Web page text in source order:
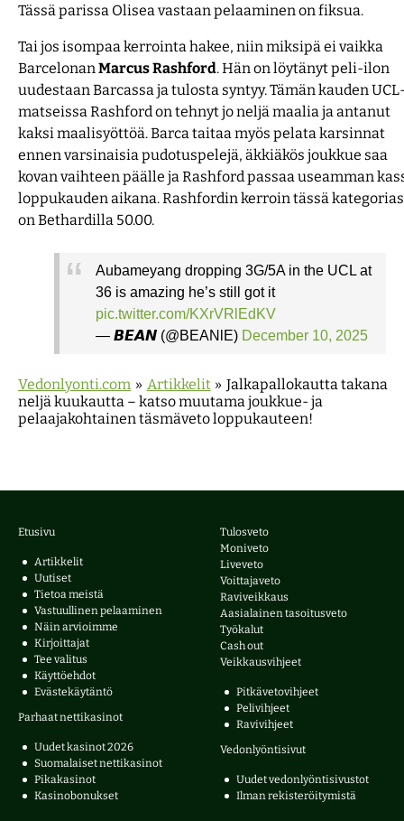
Tässä parissa Olisea vastaan pelaaminen on fiksua.
Tai jos isompaa kerrointa hakee, niin miksipä ei vaikka
Barcelonan MarcusRashford. Hän on löytänyt peli-ilon
uudestaan Barcassa ja tulosta syntyy. Tämän kauden
matseissa Rashford on tehnyt jo neljä maalia ja antanut
kaksi maalisyöttöä. Barca taitaa myös pelata karsinnat
ennen varsinaisia pudotuspelejä, äkkiäkös joukkue saa
kovan vaihteen päälle ja Rashford passaa useamman
loppukauden aikana. Rashfordin kerroin tässä
on Bethardilla 50.00.
Aubameyang dropping 3G/5A in the UCL at
36 is amazing he’s still got it
pic.twitter.com/KXrVRlEdKV
— 𝘽𝙀𝘼𝙉 (@BEANlE) December 10, 2025
Vedonlyonti.com » Artikkelit » Jalkapallokautta takana
neljä kuukautta – katso muutama joukkue- ja
pelaajakohtainen täsmäveto loppukauteen!
Etusivu
Artikkelit
Uutiset
Tietoa meistä
Vastuullinen pelaaminen
Näin arvioimme
Kirjoittajat
Tee valitus
Käyttöehdot
Evästekäytäntö
Parhaat nettikasinot
Uudet kasinot 2026
Suomalaiset nettikasinot
Pikakasinot
Kasinobonukset
Tulosveto
Moniveto
Liveveto
Voittajaveto
Raviveikkaus
Aasialainen tasoitusveto
Työkalut
Cash out
Veikkausvihjeet
Pitkävetovihjeet
Pelivihjeet
Ravivihjeet
Vedonlyöntisivut
Uudet vedonlyöntisivustot
Ilman rekisteröitymistä